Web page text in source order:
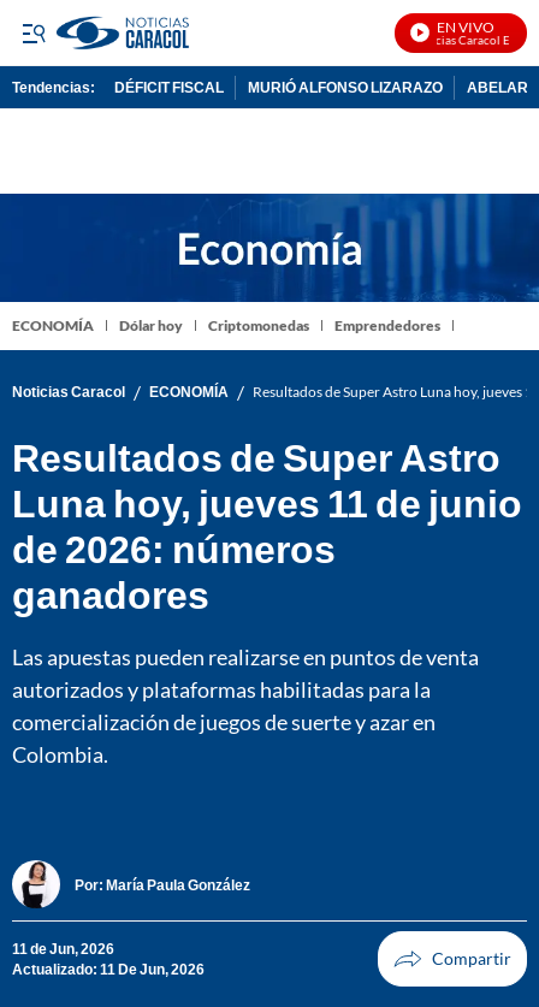
EN VIVO
Noticias Caracol En Vivo
Tendencias: DÉFICIT FISCAL MURIÓ ALFONSO LIZARAZO
ECONOMÍA Dólar hoy Criptomonedas Emprendedores
Noticias Caracol / ECONOMÍA / Resultados de Super Astro Luna hoy, jueves
Resultados de Super Astro
Luna hoy, jueves 11 de junio
de 2026: números
ganadores
Las apuestas pueden realizarse en puntos de venta
autorizados y plataformas habilitadas para la
comercialización de juegos de suerte y azar en
Colombia.
Por: María Paula González
11 de Jun, 2026
Actualizado: 11 De Jun, 2026